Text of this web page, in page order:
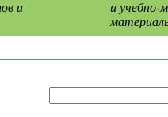
и
и учебно-